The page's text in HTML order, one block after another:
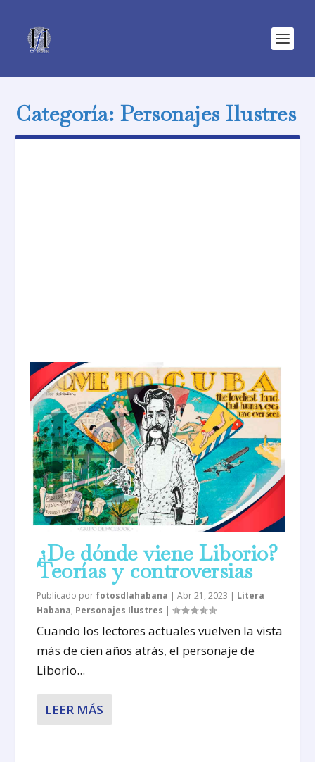
Categoría: Personajes Ilustres
¿De dónde viene Liborio?
Teorías y controversias
Publicado por fotosdlahabana |Abr 21, 2023 | Litera
Habana, Personajes Ilustres |
Cuando los lectores actuales vuelven la vista
más de cien años atrás, el personaje de
Liborio...
LEER MÁS